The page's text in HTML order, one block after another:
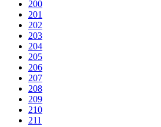
200
201
202
203
204
205
206
207
208
209
210
211